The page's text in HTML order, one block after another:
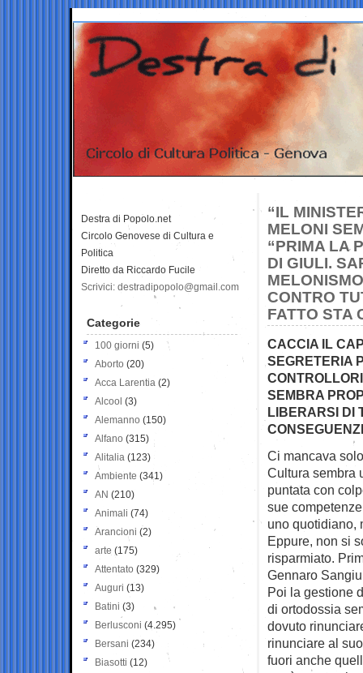
“IL
MELONI
“PRIMA LA
DI GIULI.
CONTRO
FATTO STA
CACCIA IL
SEGRETERIA
SEMBRA
LIBERARSI DI
Ci mancava
Cultura sembra
puntata con
sue
uno quotidiano,
Eppure, non si
risparmiato.
Gennaro
Poi la gestione
di ortodossia
dovuto
rinunciare al
fuori anche
Destra di Popolo.net
Circolo Genovese di Cultura e
Politica
Diretto da Riccardo Fucile
Scrivici: destradipopolo@gmail.com
Categorie
100 giorni (5)
Aborto (20)
Acca Larentia (2)
Alcool (3)
Alemanno (150)
Alfano (315)
Alitalia (123)
Ambiente (341)
AN (210)
Animali (74)
Arancioni (2)
arte (175)
Attentato (329)
Auguri (13)
Batini (3)
Berlusconi (4.295)
Bersani (234)
Biasotti (12)